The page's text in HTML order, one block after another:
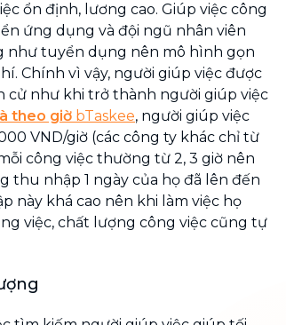
ổn định, lương cao. Giúp việc công
ứng dụng và đội ngũ nhân viên
như tuyển dụng nên mô hình gọn
Chính vì vậy, người giúp việc được
cử như khi trở thành người giúp việc
theo giờ bTaskee, người giúp việc
VND/giờ (các công ty khác chỉ từ
công việc thường từ 2, 3 giờ nên
thu nhập 1 ngày của họ đã lên đến
này khá cao nên khi làm việc họ
việc, chất lượng công việc cũng tự